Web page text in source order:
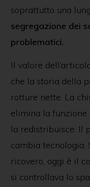
soprattutto una
segregazione dei
problematici.
Il valore
che la storia della
rotture nette. La
elimina la funzione
la redistribuisce. Il
cambia tecnologia.
ricovero, oggi è il
si controllava lo